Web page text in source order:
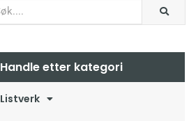
Handle etter kategori
Listverk